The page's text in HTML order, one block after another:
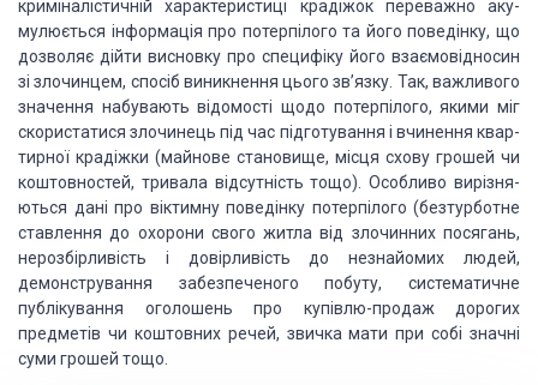
криміналістичній характеристиці крадіжокпереважно аку­
мулюється інформація про потерпілого та його поведінку, що
дозволяє дійти висновку про специфіку його взаємовідносин
зі злочинцем, спосіб виникнення цього зв’язку. Так, важливого
значення набувають відомості щодо потерпілого, якими міг
скористатися злочинець під час підготування і вчинення квар­
тирної крадіжки (майнове становище, місця схову грошей чи
коштовностей, тривала відсутність тощо).
Особливо вирізня­
ються дані про віктимну поведінку потерпілого (безтурботне
ставлення до охорони свого житла від злочинних посягань,
не­розбірливість і довірливість до незнайомих людей,
демонстру­вання забезпеченого побуту, систематичне
публікування оголо­шень про купівлю-продаж дорогих
предметів чи коштовних речей, звичка мати при собі значні
суми грошей тощо.